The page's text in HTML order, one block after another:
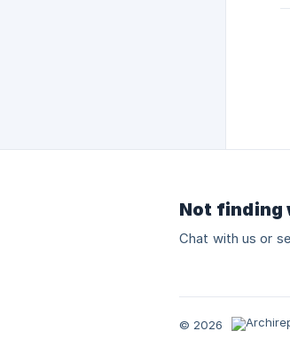
Not finding
Chat with us or
© 2026